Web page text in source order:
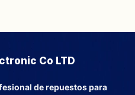
Co LTD
de repuestos para